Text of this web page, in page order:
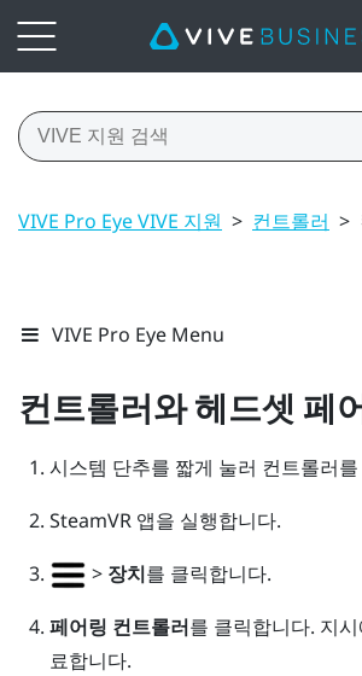
VIVE Pro Eye VIVE 지원 > 컨트롤러 >
VIVE Pro Eye Menu
컨트롤러와 헤드셋 페
시스템 단추를 짧게 눌러 컨트롤러
SteamVR앱을 실행합니다.
> 장치를 클릭합니다.
페어링 컨트롤러를 클릭합니다. 지
료합니다.